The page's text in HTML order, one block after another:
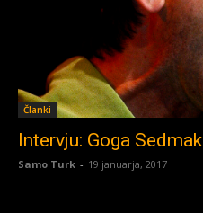
Članki
Intervju: Goga Sedmak
Samo Turk - 19 januarja, 2017